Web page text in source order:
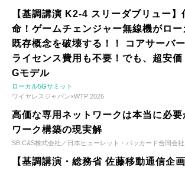
【基調講演 K2-4 スリーダブリュー】
命！ゲームチェンジャー無線機がロ
既存概念を破壊する！！ コアサーバ
ライセンス費用も不要！でも、超安
Gモデル
ローカル5Gサミット
ワイヤレスジャパン×WTP 2026
高価な専用ネットワークは本当に必要
ワーク構築の現実解
SB C&S株式会社／日本ヒューレット・パッカード合同会社
【基調講演・総務省 佐藤移動通信企